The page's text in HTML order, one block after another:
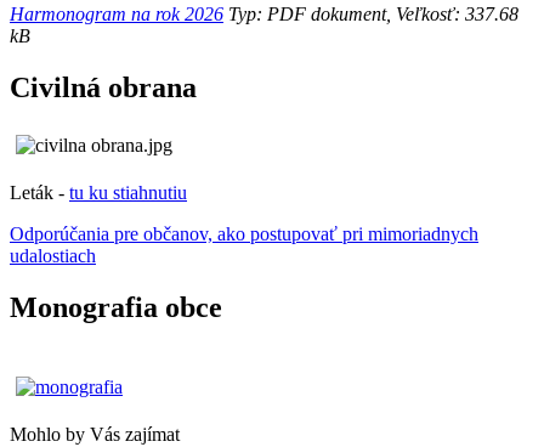
Harmonogram na rok 2026 Typ: PDF dokument, Veľkosť: 337.68
kB
Civilná obrana
Leták - tu ku stiahnutiu
Odporúčania pre občanov, ako postupovať pri mimoriadnych
udalostiach
Monografia obce
Mohlo by Vás zajímat